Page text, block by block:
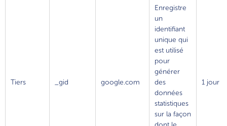
Tiers _gid google.com
Enregistre
un
identifiant
unique qui
est utilisé
pour
générer
des
données
statistiques
sur la façon
1 jour